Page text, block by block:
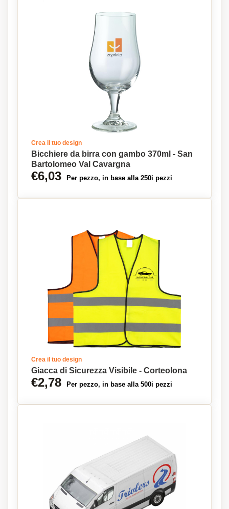
Crea il tuo design
Bicchiere da birra con gambo 370ml - San
Bartolomeo Val Cavargna
€6,03 Per pezzo, in base alla 250i pezzi
Crea il tuo design
Giacca di Sicurezza Visibile - Corteolona
€2,78 Per pezzo, in base alla 500i pezzi